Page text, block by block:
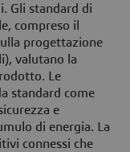
Gli standard di
compreso il
progettazione
valutano la
Le
standard come
e
di energia. La
connessi che